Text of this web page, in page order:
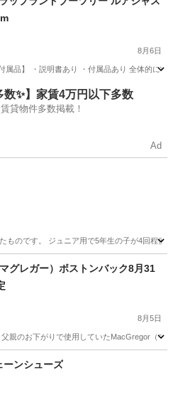
8月6日
属品】 ・説明書あり ・付属品あり 全体的に
数✨】家賃4万円以下多数
貸物件多数掲載！
Ad
ものです。 ジュニア用で5年生の子が4回程
クラブ
グレガー）ボストンバック8月31
8月5日
親のお下がりで使用していたMacGregor（
ーンシューズ